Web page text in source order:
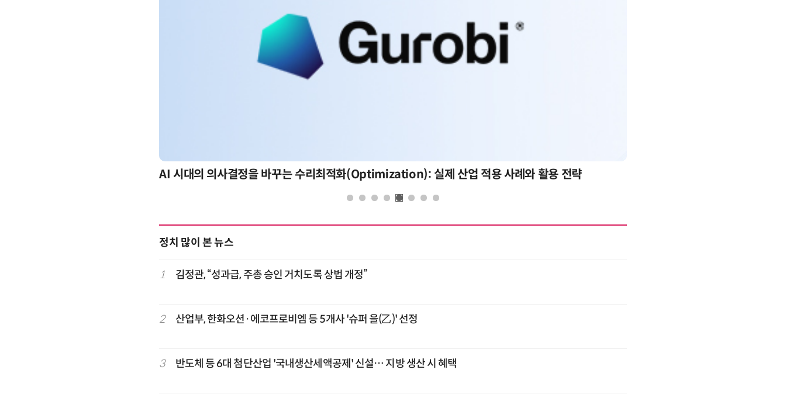
AI 시대의 의사결정을 바꾸는 수리최적화(Optimization): 실제 산업 적용 사례와 활용 전략
정치 많이 본 뉴스
1 김정관, “성과급, 주총 승인 거치도록 상법 개정”
2 산업부, 한화오션·에코프로비엠 등 5개사 '슈퍼 을(乙)' 선정
3 반도체 등 6대 첨단산업 '국내생산세액공제' 신설… 지방 생산 시 혜택